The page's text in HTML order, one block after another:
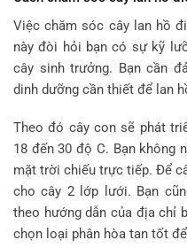
Việc chăm sóc cây lan hồ
này đòi hỏi bạn có sự kỹ
cây sinh trưởng. Bạn cần
dinh dưỡng cần thiết để lan
Theo đó cây con sẽ phát
18 đến 30 độ C. Bạn không
mặt trời chiếu trực tiếp. Để
cho cây 2 lớp lưới. Bạn
theo hướng dẫn của địa chỉ
chọn loại phân hòa tan tốt